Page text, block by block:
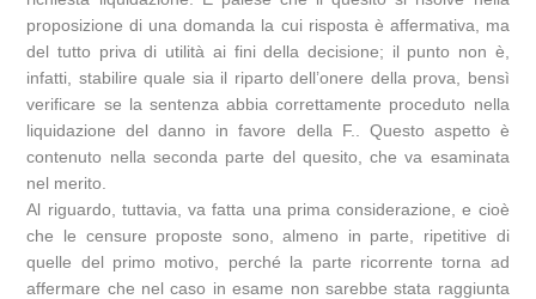
proposizione di una domanda la cui risposta è affermativa, ma
del tutto priva di utilità ai fini della decisione; il punto non è,
infatti, stabilire quale sia il riparto dell’onere della prova, bensì
verificare se la sentenza abbia correttamente proceduto nella
liquidazione del danno in favore della F.. Questo aspetto è
contenuto nella seconda parte del quesito, che va esaminata
nel merito.
Al riguardo, tuttavia, va fatta una prima considerazione, e cioè
che le censure proposte sono, almeno in parte, ripetitive di
quelle del primo motivo, perché la parte ricorrente torna ad
affermare che nel caso in esame non sarebbe stata raggiunta